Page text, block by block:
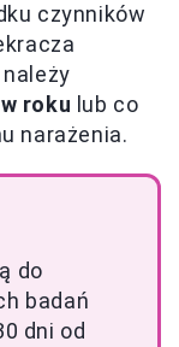
czynników
roku lub co
narażenia.
do
badań
dni od